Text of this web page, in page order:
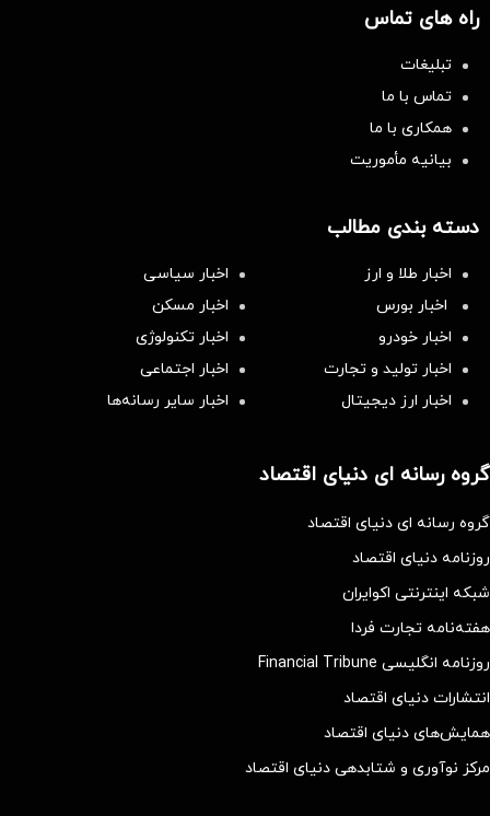
راه های تماس
تبلیغات
تماس با ما
همکاری با ما
بیانیه مأموریت
دسته بندی مطالب
اخبار طلا و ارز
اخبار سیاسی
اخبار بورس
اخبار مسکن
اخبار خودرو
اخبار تکنولوژی
اخبار تولید و تجارت
اخبار اجتماعی
اخبار ارز دیجیتال
اخبار سایر رسانه‌‌ها
گروه رسانه ای دنیای اقتصاد
گروه رسانه ای دنیای اقتصاد
روزنامه دنیای اقتصاد
شبکه اینترنتی اکوایران
هفته‌نامه تجارت فردا
روزنامه انگلیسی Financial Tribune
انتشارات دنیای اقتصاد
همایش‌های دنیای اقتصاد
مرکز نوآوری و شتابدهی دنیای اقتصاد